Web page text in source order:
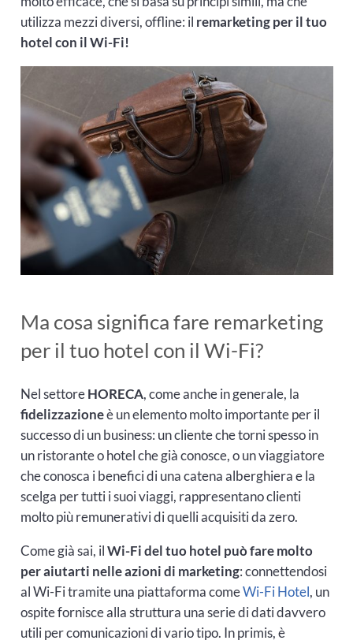
utilizza mezzi diversi, offline: il remarketing per il tuo
hotel con il Wi-Fi!
Ma cosa significa fare remarketing
per il tuo hotel con il Wi-Fi?
Nel settoreHORECA, come anche in generale, la
fidelizzazioneè un elemento molto importante per il
successo di un business: un cliente che torni spesso in
un ristorante o hotel che già conosce, o un viaggiatore
che conosca i benefici di una catena alberghiera e la
scelga per tutti i suoi viaggi, rappresentano clienti
molto più remunerativi di quelli acquisiti da zero.
Come già sai, ilWi-Fi del tuo hotel può fare molto
per aiutarti nelle azioni di marketing: connettendosi
al Wi-Fi tramite una piattaforma comeWi-Fi Hotel, un
ospite fornisce alla struttura una serie di dati davvero
utili per comunicazioni di vario tipo. In primis, è